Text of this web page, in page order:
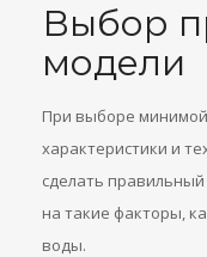
Выбор
модели
При выборе
характеристики и
сделать
на такие факторы,
воды.